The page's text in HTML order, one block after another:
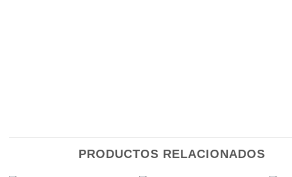
PRODUCTOS RELACIONADOS